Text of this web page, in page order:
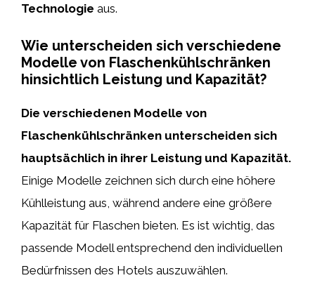
Technologie aus.
Wie unterscheiden sich verschiedene
Modelle von Flaschenkühlschränken
hinsichtlich Leistung und Kapazität?
Die verschiedenen Modelle von
Flaschenkühlschränken unterscheiden sich
hauptsächlich in ihrer Leistung und Kapazität.
Einige Modelle zeichnen sich durch eine höhere
Kühlleistung aus, während andere eine größere
Kapazität für Flaschen bieten. Es ist wichtig, das
passende Modell entsprechend den individuellen
Bedürfnissen des Hotels auszuwählen.